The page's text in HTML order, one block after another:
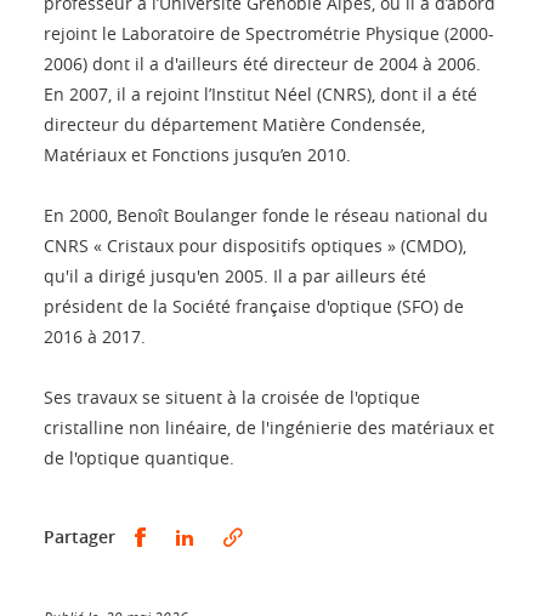
rejoint le Laboratoire de Spectrométrie Physique (2000-
2006) dont il a d'ailleurs été directeur de 2004 à 2006.
En 2007, il a rejoint l’Institut Néel (CNRS), dont il a été
directeur du département Matière Condensée,
Matériaux et Fonctions jusqu’en 2010.
En 2000, Benoît Boulanger fonde le réseau national du
CNRS « Cristaux pour dispositifs optiques » (CMDO),
qu'il a dirigé jusqu'en 2005. Il a par ailleurs été
président de la Société française d'optique (SFO) de
2016 à 2017.
Ses travaux se situent à la croisée de l'optique
cristalline non linéaire, de l'ingénierie des matériaux et
de l'optique quantique.
Partager Partager sur Facebook
Partager sur LinkedIn